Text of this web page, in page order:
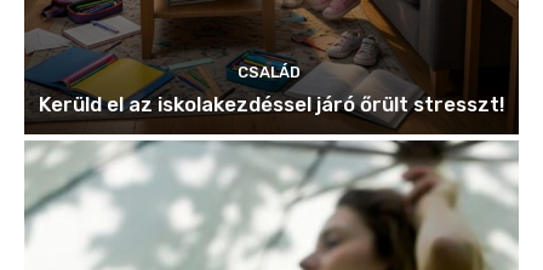
CSALÁD
Kerüld el az iskolakezdéssel járó őrült stresszt!